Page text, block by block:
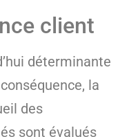
client
déterminante
la
des
sont évalués